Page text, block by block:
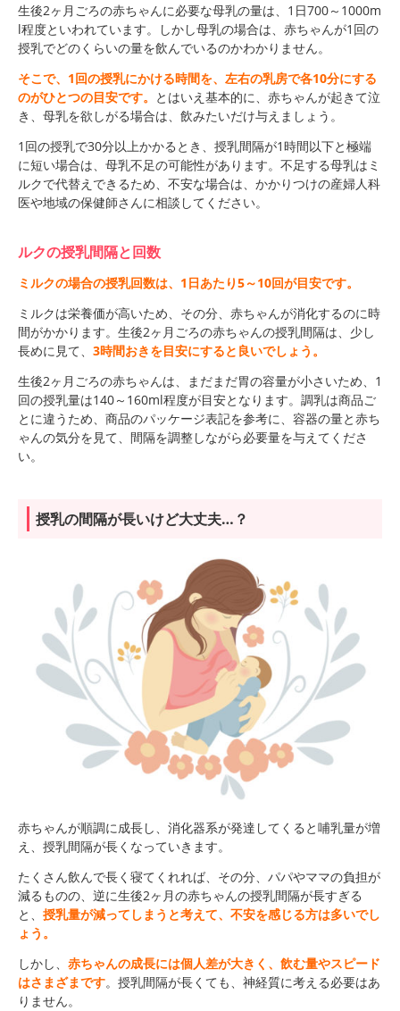
生後2ヶ月ごろの赤ちゃんに必要な母乳の量は、1日700～1000m
l程度といわれています。しかし母乳の場合は、赤ちゃんが1回の
授乳でどのくらいの量を飲んでいるのかわかりません。
そこで、1回の授乳にかける時間を、左右の乳房で各10分にする
のがひとつの目安です。 とはいえ基本的に、赤ちゃんが起きて泣
き、母乳を欲しがる場合は、飲みたいだけ与えましょう。
1回の授乳で30分以上かかるとき、授乳間隔が1時間以下と極端
に短い場合は、母乳不足の可能性があります。不足する母乳はミ
ルクで代替えできるため、不安な場合は、かかりつけの産婦人科
医や地域の保健師さんに相談してください。
ルクの授乳間隔と回数
ミルクの場合の授乳回数は、1日あたり5～10回が目安です。
ミルクは栄養価が高いため、その分、赤ちゃんが消化するのに時
間がかかります。生後2ヶ月ごろの赤ちゃんの授乳間隔は、少し
長めに見て、 3時間おきを目安にすると良いでしょう。
生後2ヶ月ごろの赤ちゃんは、まだまだ胃の容量が小さいため、1
回の授乳量は140～160ml程度が目安となります。調乳は商品ご
とに違うため、商品のパッケージ表記を参考に、容器の量と赤ち
ゃんの気分を見て、間隔を調整しながら必要量を与えてくださ
い。
授乳の間隔が長いけど大丈夫…？
赤ちゃんが順調に成長し、消化器系が発達してくると哺乳量が増
え、授乳間隔が長くなっていきます。
たくさん飲んで長く寝てくれれば、その分、パパやママの負担が
減るものの、逆に生後2ヶ月の赤ちゃんの授乳間隔が長すぎる
と、 授乳量が減ってしまうと考えて、不安を感じる方は多いでし
ょう。
しかし、 赤ちゃんの成長には個人差が大きく、飲む量やスピード
はさまざまです。授乳間隔が長くても、神経質に考える必要はあ
りません。